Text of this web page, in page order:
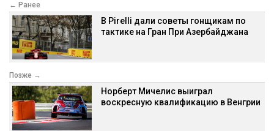
← Ранее
В Pirelli дали советы гонщикам по
тактике на Гран При Азербайджана
Позже →
Норберт Мичелис выиграл
воскресную квалификацию в Венгрии